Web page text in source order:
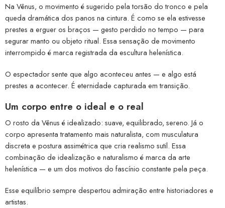
Na Vênus, o movimento é sugerido pela torsão do tronco e pela
queda dramática dos panos na cintura. É como se ela estivesse
prestes a erguer os braços — gesto perdido no tempo — para
segurar manto ou objeto ritual. Essa sensação de movimento
interrompido é marca registrada da escultura helenística.
O espectador sente que algo aconteceu antes — e algo está
prestes a acontecer. É eternidade capturada em transição.
Um corpo entre o ideal e o real
O rosto da Vênus é idealizado: suave, equilibrado, sereno. Já o
corpo apresenta tratamento mais naturalista, com musculatura
discreta e postura assimétrica que cria realismo sutil. Essa
combinação de idealização e naturalismo é marca da arte
helenística — e um dos motivos do fascínio constante pela peça.
Esse equilíbrio sempre despertou admiração entre historiadores e
artistas.